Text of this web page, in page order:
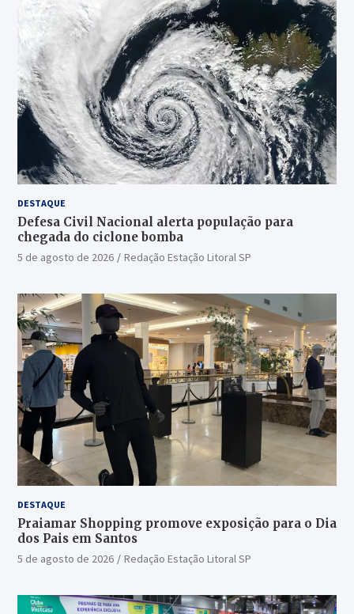
DESTAQUE
Defesa Civil Nacional alerta população para
chegada do ciclone bomba
5 de agosto de 2026 Redação Estação Litoral SP
DESTAQUE
Praiamar Shopping promove exposição para o Dia
dos Pais em Santos
5 de agosto de 2026 Redação Estação Litoral SP